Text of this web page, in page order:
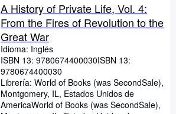
A History of Private Life, Vol. 4:
From the Fires of Revolution to the
Great War
Idioma: Inglés
ISBN 13: 9780674400030ISBN 13:
9780674400030
Librería: World of Books (was SecondSale),
Montgomery, IL, Estados Unidos de
AmericaWorld of Books (was SecondSale),